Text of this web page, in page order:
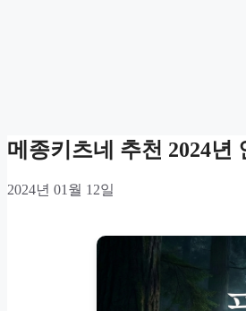
메종키츠네 추천 2024년
2024년 01월 12일